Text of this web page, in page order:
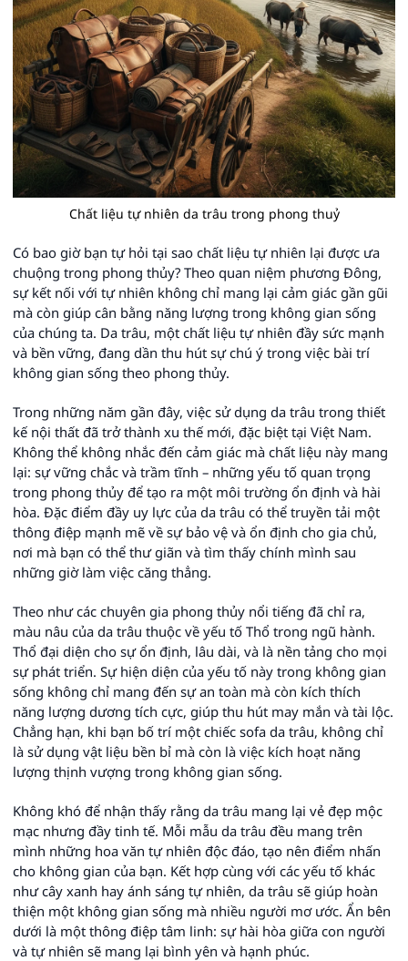
Chất liệu tự nhiên da trâu trong phong thuỷ
Có bao giờ bạn tự hỏi tại sao chất liệu tự nhiên lại được ưa
chuộng trong phong thủy? Theo quan niệm phương Đông,
sự kết nối với tự nhiên không chỉ mang lại cảm giác gần gũi
mà còn giúp cân bằng năng lượng trong không gian sống
của chúng ta. Da trâu, một chất liệu tự nhiên đầy sức mạnh
và bền vững, đang dần thu hút sự chú ý trong việc bài trí
không gian sống theo phong thủy.
Trong những năm gần đây, việc sử dụng da trâu trong thiết
kế nội thất đã trở thành xu thế mới, đặc biệt tại Việt Nam.
Không thể không nhắc đến cảm giác mà chất liệu này mang
lại: sự vững chắc và trầm tĩnh – những yếu tố quan trọng
trong phong thủy để tạo ra một môi trường ổn định và hài
hòa. Đặc điểm đầy uy lực của da trâu có thể truyền tải một
thông điệp mạnh mẽ về sự bảo vệ và ổn định cho gia chủ,
nơi mà bạn có thể thư giãn và tìm thấy chính mình sau
những giờ làm việc căng thẳng.
Theo như các chuyên gia phong thủy nổi tiếng đã chỉ ra,
màu nâu của da trâu thuộc về yếu tố Thổ trong ngũ hành.
Thổ đại diện cho sự ổn định, lâu dài, và là nền tảng cho mọi
sự phát triển. Sự hiện diện của yếu tố này trong không gian
sống không chỉ mang đến sự an toàn mà còn kích thích
năng lượng dương tích cực, giúp thu hút may mắn và tài lộc.
Chẳng hạn, khi bạn bố trí một chiếc sofa da trâu, không chỉ
là sử dụng vật liệu bền bỉ mà còn là việc kích hoạt năng
lượng thịnh vượng trong không gian sống.
Không khó để nhận thấy rằng da trâu mang lại vẻ đẹp mộc
mạc nhưng đầy tinh tế. Mỗi mẫu da trâu đều mang trên
mình những hoa văn tự nhiên độc đáo, tạo nên điểm nhấn
cho không gian của bạn. Kết hợp cùng với các yếu tố khác
như cây xanh hay ánh sáng tự nhiên, da trâu sẽ giúp hoàn
thiện một không gian sống mà nhiều người mơ ước. Ẩn bên
dưới là một thông điệp tâm linh: sự hài hòa giữa con người
và tự nhiên sẽ mang lại bình yên và hạnh phúc.